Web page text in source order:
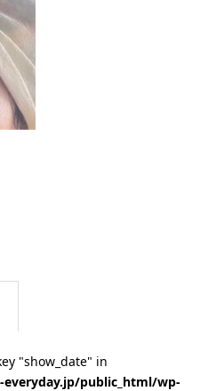
"show_date" in
public_html/wp-